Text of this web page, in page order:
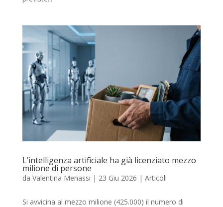
L’intelligenza artificiale ha già licenziato mezzo
milione di persone
da Valentina Menassi | 23 Giu 2026 | Articoli
Si avvicina al mezzo milione (425.000) il numero di